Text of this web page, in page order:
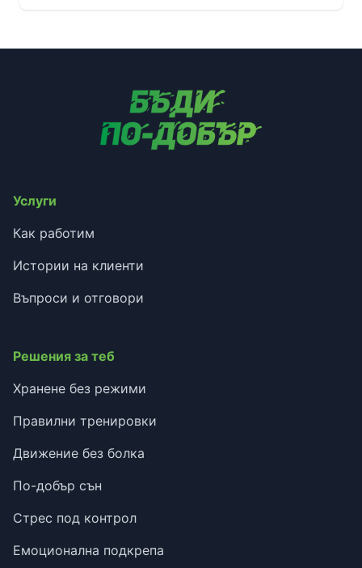
Услуги
Как работим
Истории на клиенти
Въпроси и отговори
Решения за теб
Хранене без режими
Правилни тренировки
Движение без болка
По-добър сън
Стрес под контрол
Емоционална подкрепа